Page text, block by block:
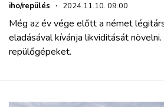
iho/repülés · 2024.11.10. 09:00
Még az év vége előtt a német
eladásával kívánja likviditását
repülőgépeket.